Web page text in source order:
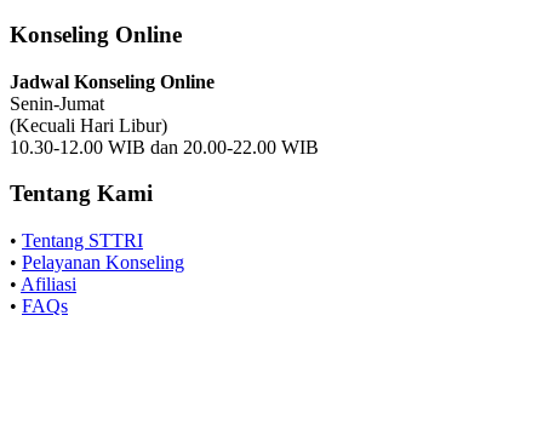
Konseling Online
Jadwal Konseling Online
Senin-Jumat
(Kecuali Hari Libur)
10.30-12.00 WIB dan 20.00-22.00 WIB
Tentang Kami
• Tentang STTRI
• Pelayanan Konseling
• Afiliasi
• FAQs